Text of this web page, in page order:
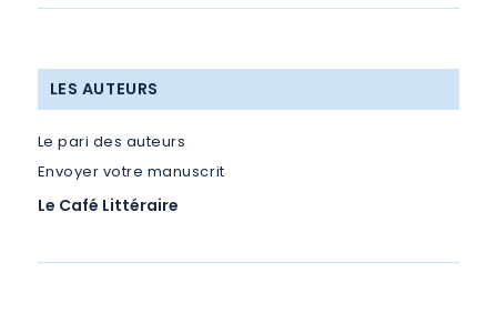
LES AUTEURS
Le pari des auteurs
Envoyer votre manuscrit
Le Café Littéraire